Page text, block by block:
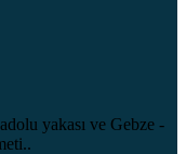
yakası ve Gebze -